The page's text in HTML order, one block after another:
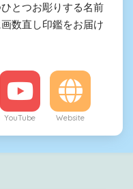
とつお彫りする名前
数直し印鑑をお届け
YouTube Website